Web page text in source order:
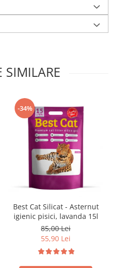
SIMILARE
-34%
Best Cat Silicat - Asternut
igienic pisici, lavanda 15l
85,00 Lei
55,90 Lei